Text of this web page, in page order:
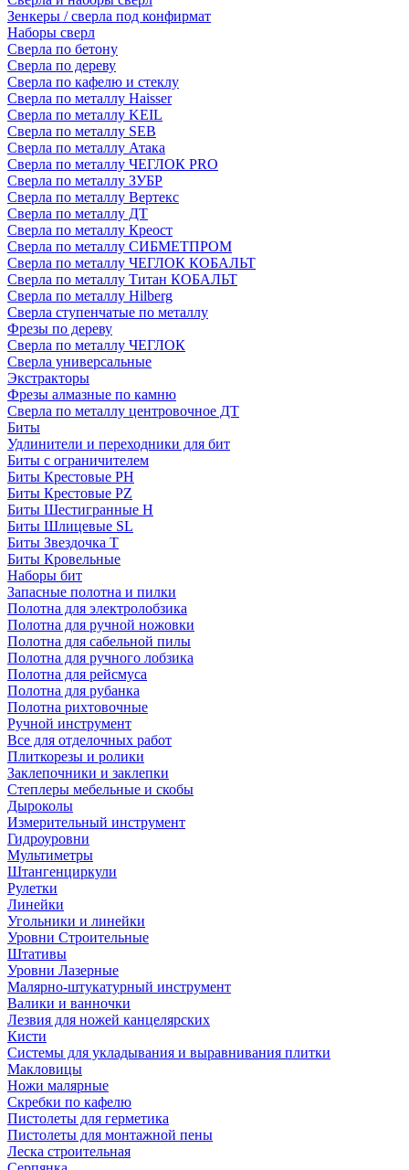
Зенкеры / сверла под конфирмат
Наборы сверл
Сверла по бетону
Сверла по дереву
Сверла по кафелю и стеклу
Сверла по металлу Haisser
Сверла по металлу KEIL
Сверла по металлу SEB
Сверла по металлу Атака
Сверла по металлу ЧЕГЛОК PRO
Сверла по металлу ЗУБР
Сверла по металлу Вертекс
Сверла по металлу ДТ
Сверла по металлу Креост
Сверла по металлу СИБМЕТПРОМ
Сверла по металлу ЧЕГЛОК КОБАЛЬТ
Сверла по металлу Титан КОБАЛЬТ
Сверла по металлу Hilberg
Сверла ступенчатые по металлу
Фрезы по дереву
Сверла по металлу ЧЕГЛОК
Сверла универсальные
Экстракторы
Фрезы алмазные по камню
Сверла по металлу центровочное ДТ
Биты
Удлинители и переходники для бит
Биты с ограничителем
Биты Крестовые PH
Биты Крестовые PZ
Биты Шестигранные H
Биты Шлицевые SL
Биты Звездочка T
Биты Кровельные
Наборы бит
Запасные полотна и пилки
Полотна для электролобзика
Полотна для ручной ножовки
Полотна для сабельной пилы
Полотна для ручного лобзика
Полотна для рейсмуса
Полотна для рубанка
Полотна рихтовочные
Ручной инструмент
Все для отделочных работ
Плиткорезы и ролики
Заклепочники и заклепки
Степлеры мебельные и скобы
Дыроколы
Измерительный инструмент
Гидроуровни
Мультиметры
Штангенциркули
Рулетки
Линейки
Угольники и линейки
Уровни Строительные
Штативы
Уровни Лазерные
Малярно-штукатурный инструмент
Валики и ванночки
Лезвия для ножей канцелярских
Кисти
Системы для укладывания и выравнивания плитки
Макловицы
Ножи малярные
Скребки по кафелю
Пистолеты для герметика
Пистолеты для монтажной пены
Леска строительная